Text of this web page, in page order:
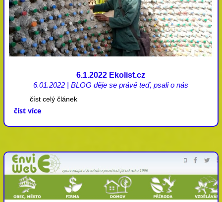
6.1.2022 Ekolist.cz
6.01.2022 |BLOG děje se právě teď,psali o nás
číst celý článek
číst více